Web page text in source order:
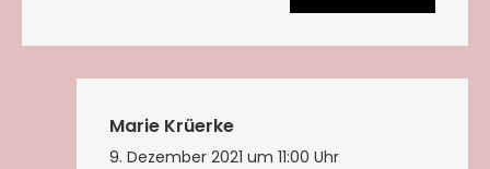
Marie Krüerke
9. Dezember 2021 um 11:00 Uhr